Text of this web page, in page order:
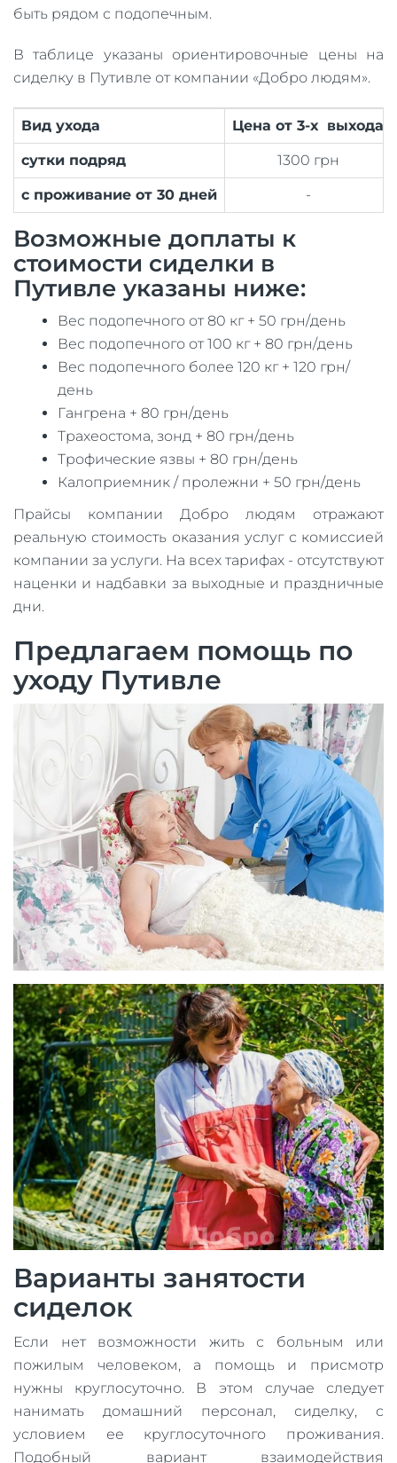
быть рядом с подопечным.
В таблице указаны ориентировочные цены на
сиделку в Путивле от компании «Добро людям».
Вид ухода Цена от 3-х выхода
сутки подряд 1300 грн
с проживание от 30 дней -
Возможные доплаты к
стоимости сиделки в
Путивле указаны ниже:
Вес подопечного от 80 кг + 50 грн/день
Вес подопечного от 100 кг + 80 грн/день
Вес подопечного более 120 кг + 120 грн/
день
Гангрена + 80 грн/день
Трахеостома, зонд + 80 грн/день
Трофические язвы + 80 грн/день
Калоприемник / пролежни + 50 грн/день
Прайсы компании Добро людям отражают
реальную стоимость оказания услуг с комиссией
компании за услуги. На всех тарифах - отсутствуют
наценки и надбавки за выходные и праздничные
дни.
Предлагаем помощь по
уходу Путивле
Варианты занятости
сиделок
Если нет возможности жить с больным или
пожилым человеком, а помощь и присмотр
нужны круглосуточно. В этом случае следует
нанимать домашний персонал, сиделку, с
условием ее круглосуточного проживания.
Подобный вариант взаимодействия